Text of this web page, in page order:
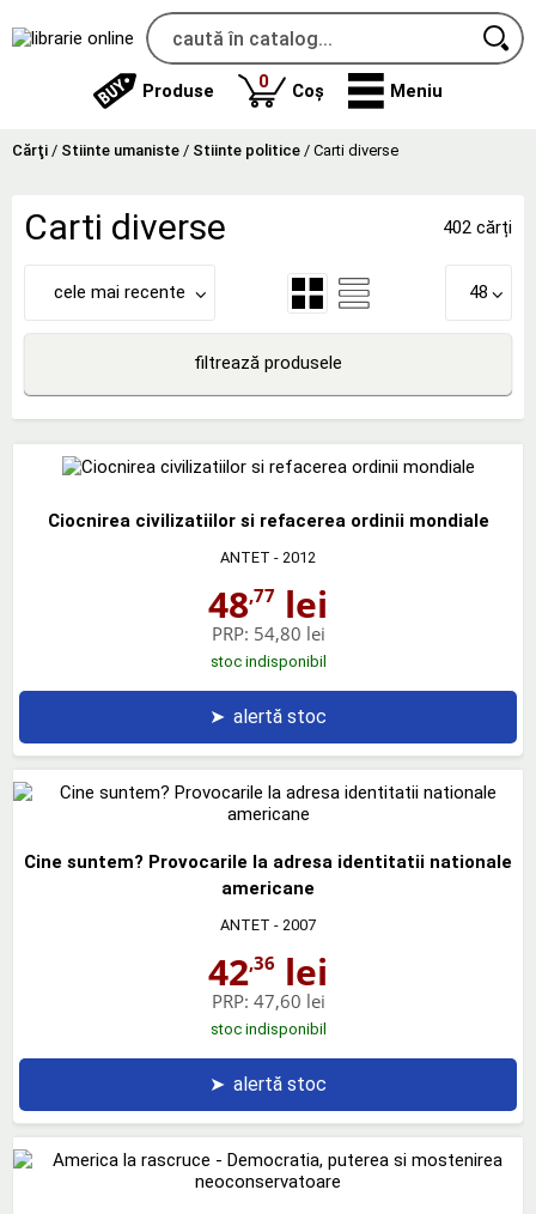
Produse 0produse
Coș Meniu
Cărţi / Stiinte umaniste / Stiinte politice / Carti diverse
Carti diverse 402 cărți
cele mai recente 48
filtrează produsele
Ciocnirea civilizatiilor si refacerea ordinii mondiale
ANTET - 2012
48,77 lei
PRP: 54,80 lei
stoc indisponibil
➤ alertă stoc
Cine suntem? Provocarile la adresa identitatii nationale
americane
ANTET - 2007
42,36 lei
PRP: 47,60 lei
stoc indisponibil
➤ alertă stoc